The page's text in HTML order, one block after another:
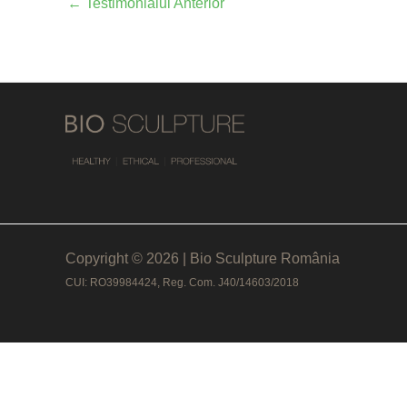
Copyright © 2026 | Bio Sculpture România
CUI: RO39984424, Reg. Com. J40/14603/2018